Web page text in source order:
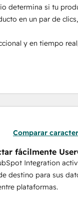
determina si tu
en un par de
y en tiempo
Comparar
fácilmente
Integration
destino para sus
plataformas.